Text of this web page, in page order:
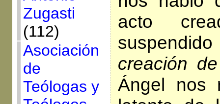
Zugasti
(112)
Asociación
de
Teólogas y
acto
creación
Ángel nos